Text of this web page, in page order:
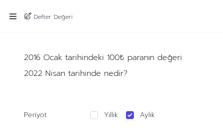
Defter Değeri
2016 Ocak tarihindeki 100₺ paranın değeri
2022 Nisan tarihinde nedir?
Periyot Yıllık Aylık